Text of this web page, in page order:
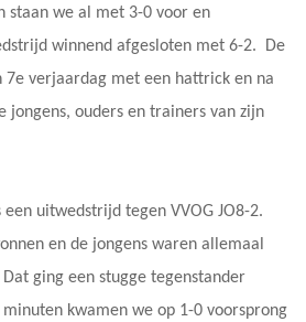
staan we al met 3-0 voor en
winnend afgesloten met 6-2. De
7e verjaardag met een hattrick en na
jongens, ouders en trainers van zijn
uitwedstrijd tegen VVOG JO8-2.
en de jongens waren allemaal
ging een stugge tegenstander
kwamen we op 1-0 voorsprong